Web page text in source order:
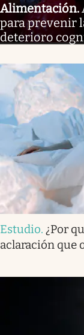
Alimentación.
para prevenir
deterioro
Estudio. ¿Por
aclaración que